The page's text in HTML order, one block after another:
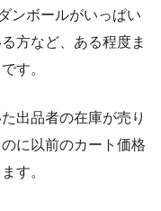
ンボールがいっぱい
方など、ある程度ま
す。
出品者の在庫が売り
に以前のカート価格
す。